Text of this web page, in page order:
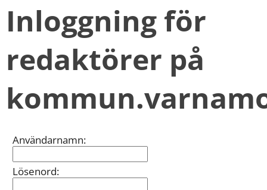
Inloggning för
redaktörer på
Inloggning
Användarnamn:
Lösenord:
(obligatorisk)
kan
informationen
bättre
dig?
Webbadress